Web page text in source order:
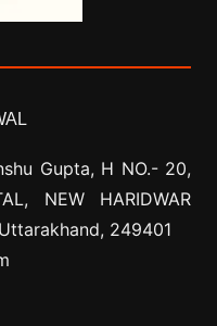
Gupta, H NO.- 20,
NEW HARIDWAR
249401